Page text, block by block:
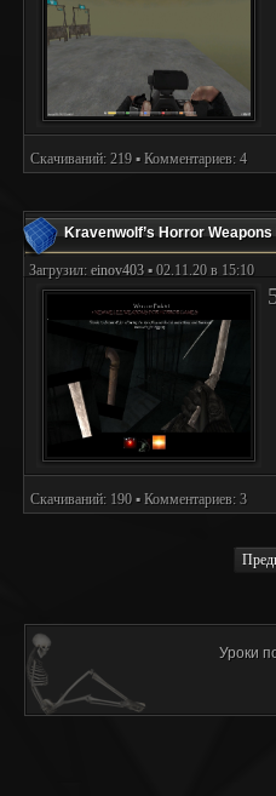
Скачиваний: 219 ▪ Комментариев: 4
Kravenwolf’s Horror Weapons
Загрузил: einov403 ▪ 02.11.20 в 15:10
Скачиваний: 190 ▪ Комментариев: 3
Уроки